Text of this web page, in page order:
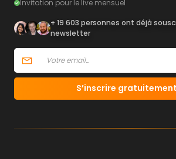
Invitation pour le live mensuel
+ 19 603 personnes ont déjà
newsletter
S’inscrire gratuitement